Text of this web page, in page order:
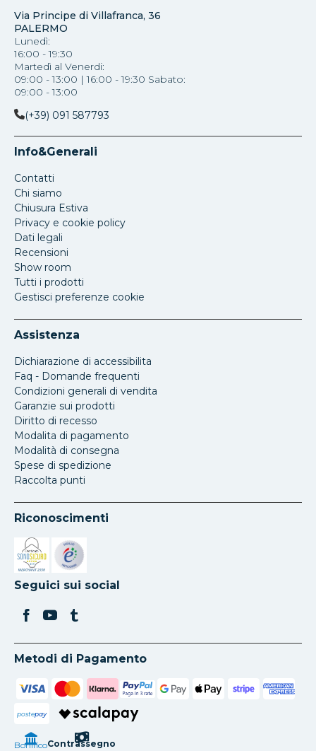
Via Principe di Villafranca, 36
PALERMO
Lunedì:
16:00 - 19:30
Martedì al Venerdi:
09:00 - 13:00 | 16:00 - 19:30 Sabato:
09:00 - 13:00
(+39) 091 587793
Info&Generali
Contatti
Chi siamo
Chiusura Estiva
Privacy e cookie policy
Dati legali
Recensioni
Show room
Tutti i prodotti
Gestisci preferenze cookie
Assistenza
Dichiarazione di accessibilita
Faq - Domande frequenti
Condizioni generali di vendita
Garanzie sui prodotti
Diritto di recesso
Modalita di pagamento
Modalità di consegna
Spese di spedizione
Raccolta punti
Riconoscimenti
Si apre in una nuova scheda
Si apre in una nuova scheda
Seguici sui social
Metodi di Pagamento
postepay
BonificoContrassegno